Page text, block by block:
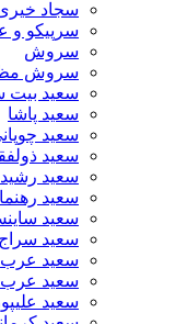
سجاد
سرپیکو و
سروش
سروش
سعید بیت
سعید پاشا
سعید
سعید
سعید
سعید
سعید
سعید سراج
سعید عرب
سعید عرب
سعید